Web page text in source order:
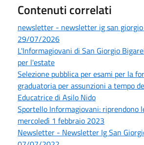
Contenuti correlati
newsletter - newsletter ig san
29/07/2026
L'Informagiovani di San Giorgio
per l'estate
Selezione pubblica per esami per la
graduatoria per assunzioni a tempo
Educatrice di Asilo Nido
Sportello Informagiovani: riprendono
mercoledì 1 febbraio 2023
Newsletter - Newsletter Ig San